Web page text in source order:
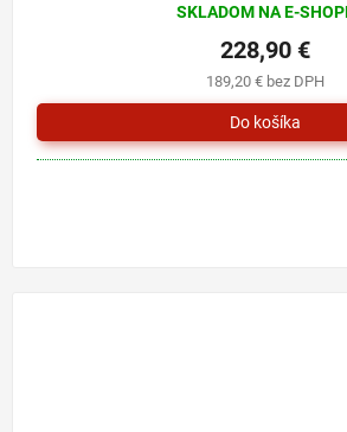
SKLADOM NA E-
189,20 € bez DPH
228,90 €